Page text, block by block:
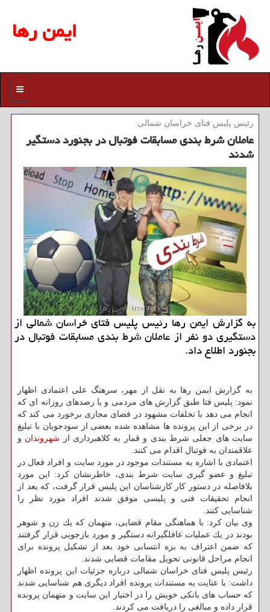
ایمن رها
منو
رئیس پلیس فتای خراسان شمالی:
عاملان شرط بندی مسابقات فوتبال در بجنورد دستگیر
شدند
به گزارش ایمن رها رئیس پلیس فتای خراسان شمالی از
دستگیری دو نفر از عاملان شرط بندی مسابقات فوتبال در
بجنورد اطلاع داد.
به گزارش ایمن رها به نقل از مهر، سرهنگ علی اعتمادی اظهار
نمود: پلیس فتا طبق گزارش های مردمی و یا رصدهای روزانه ای كه
انجام می دهد با تخلفات مشهود در فضای مجازی برخورد می كند كه
در برخی از این پرونده ها مشاهده شده بعضی از سودجویان با تبلیغ
سایت های جعلی شرط بندی و قمار به كلاهبرداری از شهروندان و
علاقمندان به فوتبال اقدام می كنند.
اعتمادی با اشاره به مستندات موجود در مورد سایت و افراد فعال در
تبلیغ و عضو گیری سایت شرط بندی، خاطرنشان كرد: این مورد
بلافاصله در دستور كار كارشناسان این پلیس قرار گرفت، كه بعد از
انجام تحقیقات فنی و پلیسی موفق شدند افراد مورد نظر را
شناسایی كنند.
وی بیان كرد: با هماهنگی مقام قضایی، متهمان كه یك زن و شوهر
بودند در یك عملیات غافلگیرانه دستگیر و مورد بازجویی قرار گرفتند
كه ضمن اعتراف به بزه انتسابی خود بعد از تشكیل پرونده برای
انجام مراحل قانونی تحویل مقامات قضایی شدند.
رئیس پلیس فتای خراسان شمالی درباره جزئیات این پرونده اظهار
داشت: با عنایت به مستندات پرونده افراد دیگری هم شناسایی شدند
كه حساب های بانكی خویش را در اختیار این سایت و متهمان پرونده
قرار داده و مبالغی را دریافت می كردند.